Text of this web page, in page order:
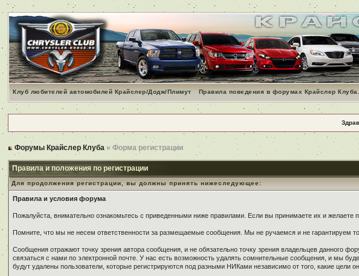
Клуб любителей автомобилей Крайслер/Додж/Плимут Правила поведения в форумах Крайслер Клуба.
Форумы Крайслер Клуба » Форма регистрации
Правила и положения по регистрации
Для продолжения регистрации, вы должны принять нижеследующее:
Правила и условия форума
Пожалуйста, внимательно ознакомьтесь с приведенными ниже правилами. Если вы принимаете их и желаете
Помните, что мы не несем ответственности за размещаемые сообщения. Мы не ручаемся и не гарантируем
Сообщения отражают точку зрения автора сообщения, и не обязательно точку зрения владельцев
связаться с нами по электронной почте. У нас есть возможность удалять сомнительные сообщения, и мы
будут удалены пользователи, которые регистрируются под разными НИКами независимо от того, какие цели